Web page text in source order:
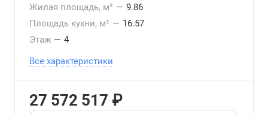
Жилая площадь, м² — 9.86
Площадь кухни, м² — 16.57
Этаж — 4
Все характеристики
27 572 517 ₽